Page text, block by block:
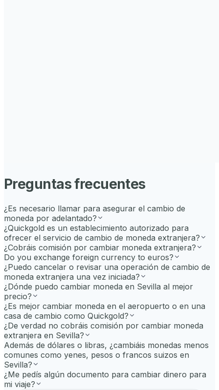
Preguntas frecuentes
¿Es necesario llamar para asegurar el cambio de
moneda por adelantado?
¿Quickgold es un establecimiento autorizado para
ofrecer el servicio de cambio de moneda extranjera?
¿Cobráis comisión por cambiar moneda extranjera?
Do you exchange foreign currency to euros?
¿Puedo cancelar o revisar una operación de cambio de
moneda extranjera una vez iniciada?
¿Dónde puedo cambiar moneda en Sevilla al mejor
precio?
¿Es mejor cambiar moneda en el aeropuerto o en una
casa de cambio como Quickgold?
¿De verdad no cobráis comisión por cambiar moneda
extranjera en Sevilla?
Además de dólares o libras, ¿cambiáis monedas menos
comunes como yenes, pesos o francos suizos en
Sevilla?
¿Me pedís algún documento para cambiar dinero para
mi viaje?